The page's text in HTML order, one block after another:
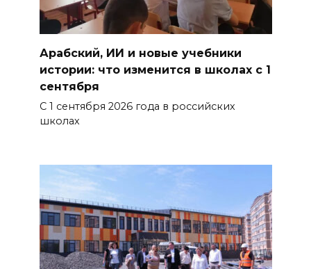
Арабский, ИИ и новые учебники
истории: что изменится в школах с 1
сентября
С 1 сентября 2026 года в российских
школах